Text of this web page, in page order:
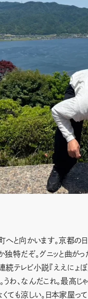
へと向かいます。京都の
独特だぞ。グニッと曲が
続テレビ小説『ええにょ
わ、なんだこれ。最高じ
ても涼しい。日本家屋っ